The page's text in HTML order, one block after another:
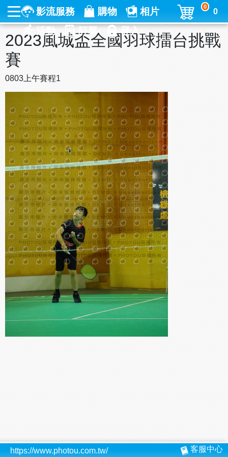
影流服務 購物
相片
活動
訂單 登入
0
0
2023風城盃全國羽球擂台挑戰
賽
0803上午賽程1
https://www.photou.com.tw/ 客服中心